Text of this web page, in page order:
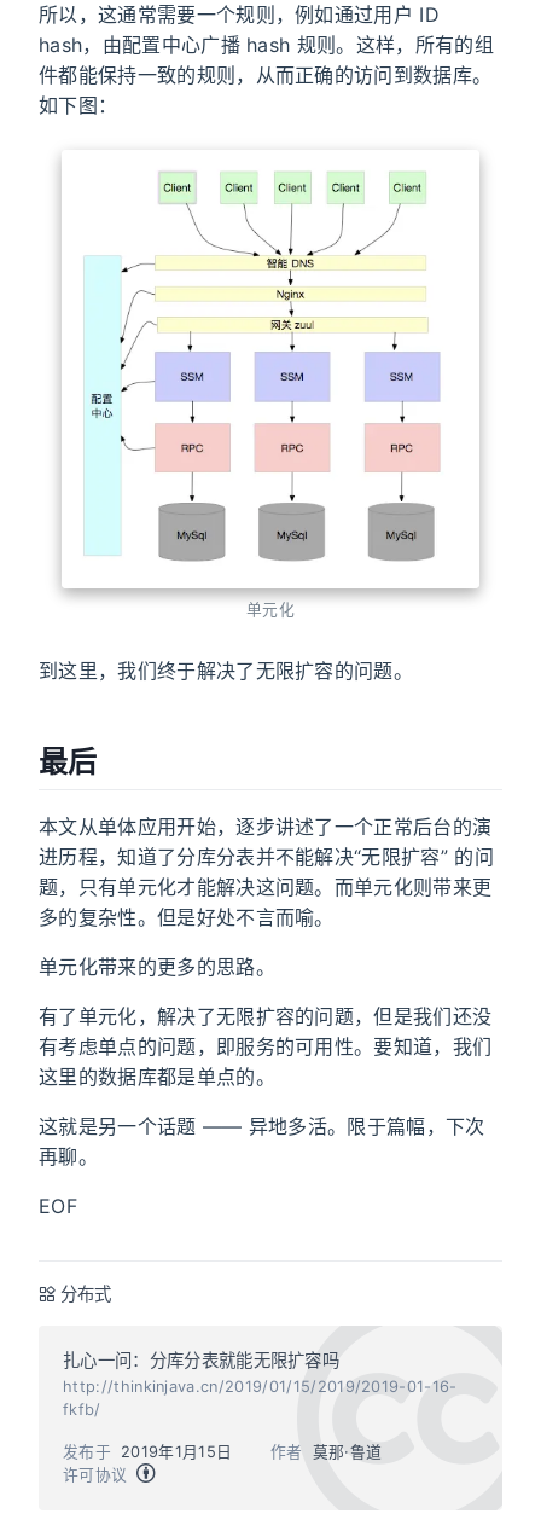
所以，这通常需要一个规则，例如通过用户 ID
hash，由配置中心广播 hash 规则。这样，所有的组
件都能保持一致的规则，从而正确的访问到数据库。
如下图：
单元化
到这里，我们终于解决了无限扩容的问题。
最后
本文从单体应用开始，逐步讲述了一个正常后台的演
进历程，知道了分库分表并不能解决“无限扩容” 的问
题，只有单元化才能解决这问题。而单元化则带来更
多的复杂性。但是好处不言而喻。
单元化带来的更多的思路。
有了单元化，解决了无限扩容的问题，但是我们还没
有考虑单点的问题，即服务的可用性。要知道，我们
这里的数据库都是单点的。
这就是另一个话题 —— 异地多活。限于篇幅，下次
再聊。
EOF
分布式
扎心一问：分库分表就能无限扩容吗
http://thinkinjava.cn/2019/01/15/2019/2019-01-16-
fkfb/
作者 莫那·鲁道
发布于
2019年1月15日
许可协议